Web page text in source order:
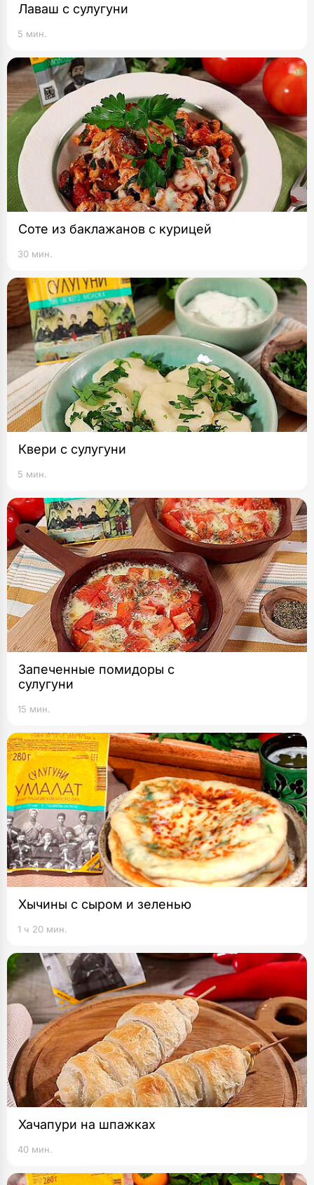
Лаваш с сулугуни
5 мин.
Соте из баклажанов с курицей
30 мин.
Квери с сулугуни
5 мин.
Запеченные помидоры с
сулугуни
15 мин.
Хычины с сыром и зеленью
1 ч 20 мин.
Хачапури на шпажках
40 мин.